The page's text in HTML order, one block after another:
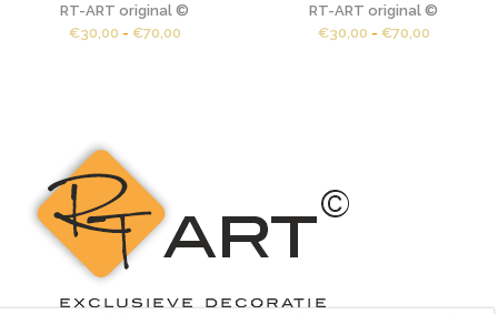
RT-ART original ©
€30,00 - €70,00Prijsklasse:
RT-ART original ©
€30,00 - €70,00